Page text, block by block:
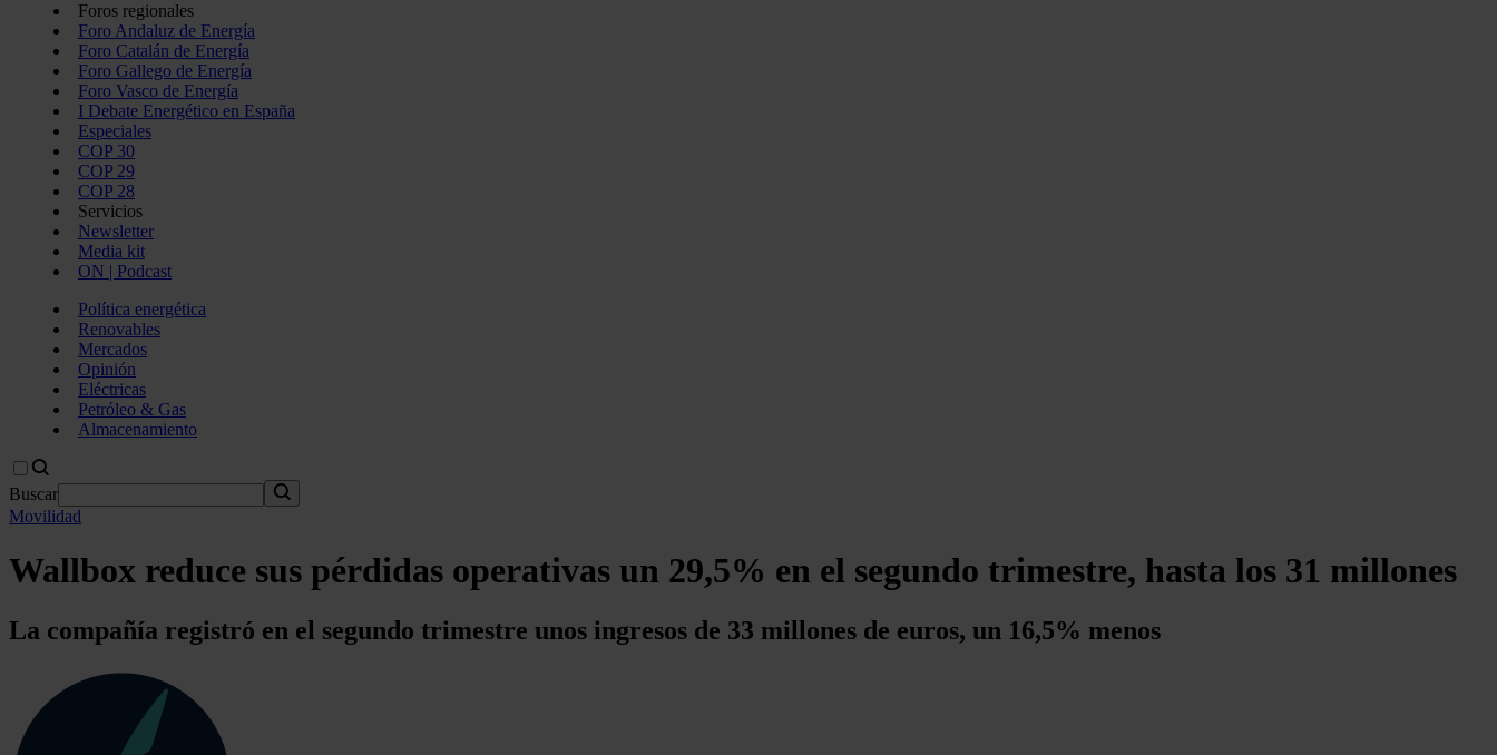
Foros regionales
Foro Andaluz de Energía
Foro Catalán de Energía
Foro Gallego de Energía
Foro Vasco de Energía
I Debate Energético en España
Especiales
COP 30
COP 29
COP 28
Servicios
Newsletter
Media kit
ON | Podcast
Política energética
Renovables
Mercados
Opinión
Eléctricas
Petróleo & Gas
Almacenamiento
Buscar
Movilidad
Wallbox reduce sus pérdidas operativas un 29,5% en el segundo trimestre, hasta los 31 millones
La compañía registró en el segundo trimestre unos ingresos de 33 millones de euros, un 16,5% menos